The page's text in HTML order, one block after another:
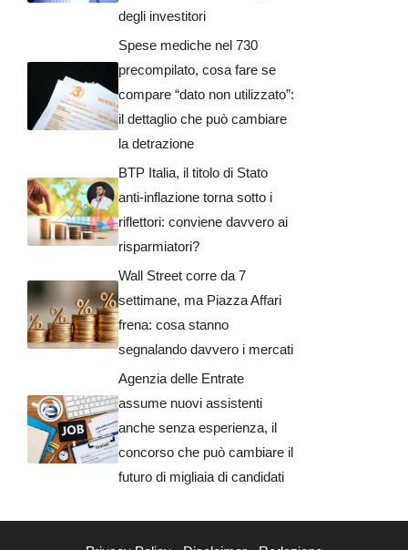
degli investitori
Spese mediche nel 730
precompilato, cosa fare se
compare “dato non utilizzato”:
il dettaglio che può cambiare
la detrazione
BTP Italia, il titolo di Stato
anti-inflazione torna sotto i
riflettori: conviene davvero ai
risparmiatori?
Wall Street corre da 7
settimane, ma Piazza Affari
frena: cosa stanno
segnalando davvero i mercati
Agenzia delle Entrate
assume nuovi assistenti
anche senza esperienza, il
concorso che può cambiare il
futuro di migliaia di candidati